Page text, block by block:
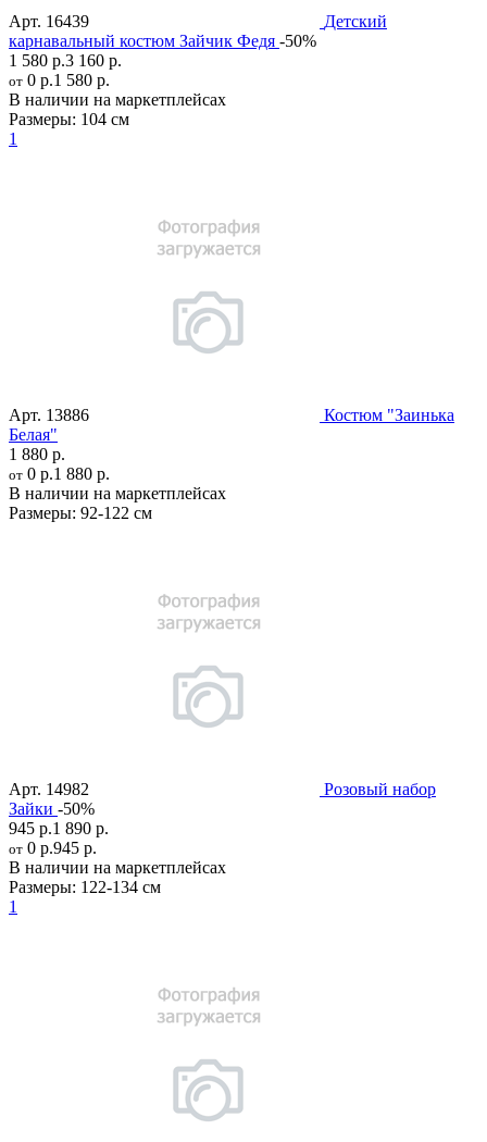
Арт. 16439
Детский
карнавальный костюм Зайчик Федя -50%
1 580 р.3 160 р.
от 0 р.1 580 р.
В наличии на маркетплейсах
Размеры: 104 см
1
Арт. 13886
Костюм "Заинька
Белая"
1 880 р.
от 0 р.1 880 р.
В наличии на маркетплейсах
Размеры: 92-122 см
Арт. 14982
Розовый набор
Зайки -50%
945 р.1 890 р.
от 0 р.945 р.
В наличии на маркетплейсах
Размеры: 122-134 см
1